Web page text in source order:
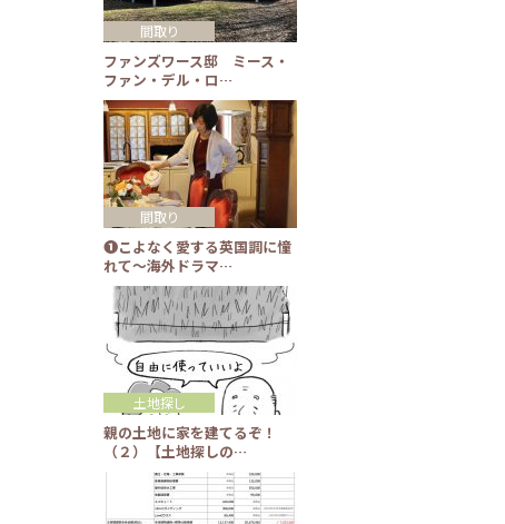
ファンズワース邸 ミース・
ファン・デル・ロ…
間取り
❶こよなく愛する英国調に憧
れて～海外ドラマ…
間取り
親の土地に家を建てるぞ！
（２）【土地探しの…
土地探し